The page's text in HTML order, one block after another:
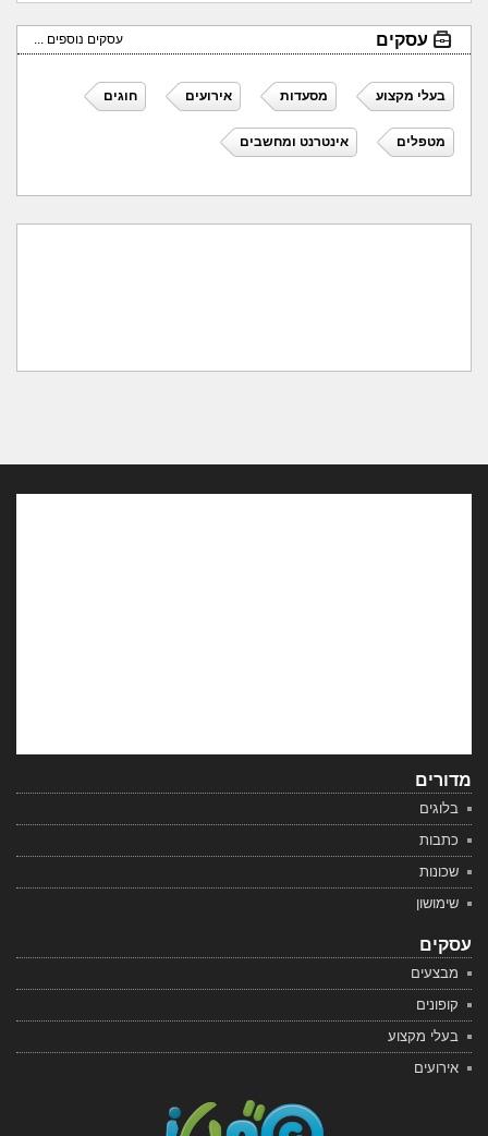
עסקים עסקים נוספים ...
בעלי מקצוע מסעדות אירועים חוגים
מטפלים אינטרנט ומחשבים
מדורים
בלוגים
כתבות
שכונות
שימושון
עסקים
מבצעים
קופונים
בעלי מקצוע
אירועים